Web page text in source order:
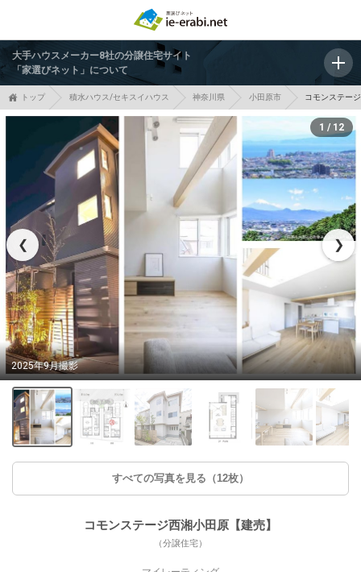
大手ハウスメーカー8社の分譲住宅サイト
「家選びネット」について
トップ 積水ハウス/セキスイハウス 神奈川県 小田原市 コモンステー
❮
2025年9月撮影
❯
1 / 12
すべての写真を見る（12枚）
コモンステージ西湘小田原【建売】
（分譲住宅）